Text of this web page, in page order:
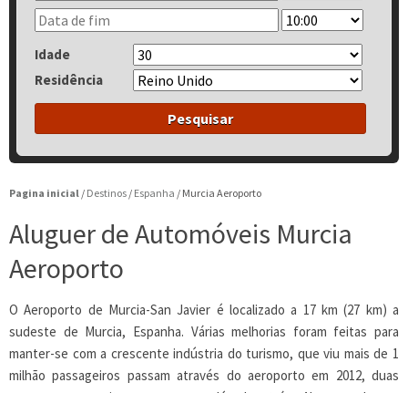
Idade
Residência
Pesquisar
Pagina inicial / Destinos / Espanha / Murcia Aeroporto
Aluguer de Automóveis Murcia
Aeroporto
O Aeroporto de Murcia-San Javier é localizado a 17 km (27 km) a
sudeste de Murcia, Espanha. Várias melhorias foram feitas para
manter-se com a crescente indústria do turismo, que viu mais de 1
milhão passageiros passam através do aeroporto em 2012, duas